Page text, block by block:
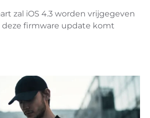
zal iOS 4.3 worden vrijgegeven
deze firmware update komt